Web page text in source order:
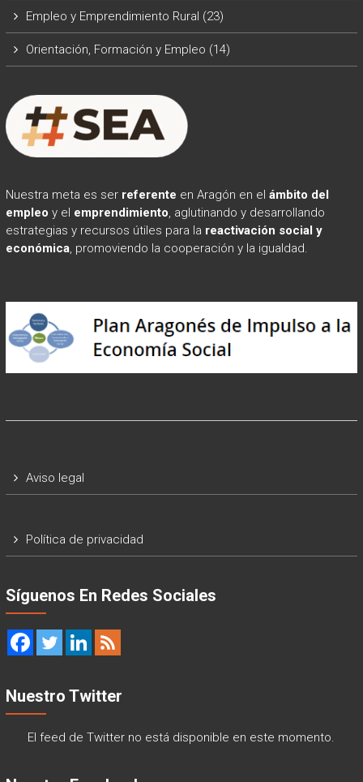
Empleo y Emprendimiento Rural (23)
Orientación, Formación y Empleo (14)
Nuestra meta es ser referente en Aragón en el ámbito del
empleo y el emprendimiento, aglutinando y desarrollando
estrategias y recursos útiles para la reactivación social y
económica, promoviendo la cooperación y la igualdad.
Aviso legal
Política de privacidad
Síguenos En Redes Sociales
Nuestro Twitter
El feed de Twitter no está disponible en este momento.